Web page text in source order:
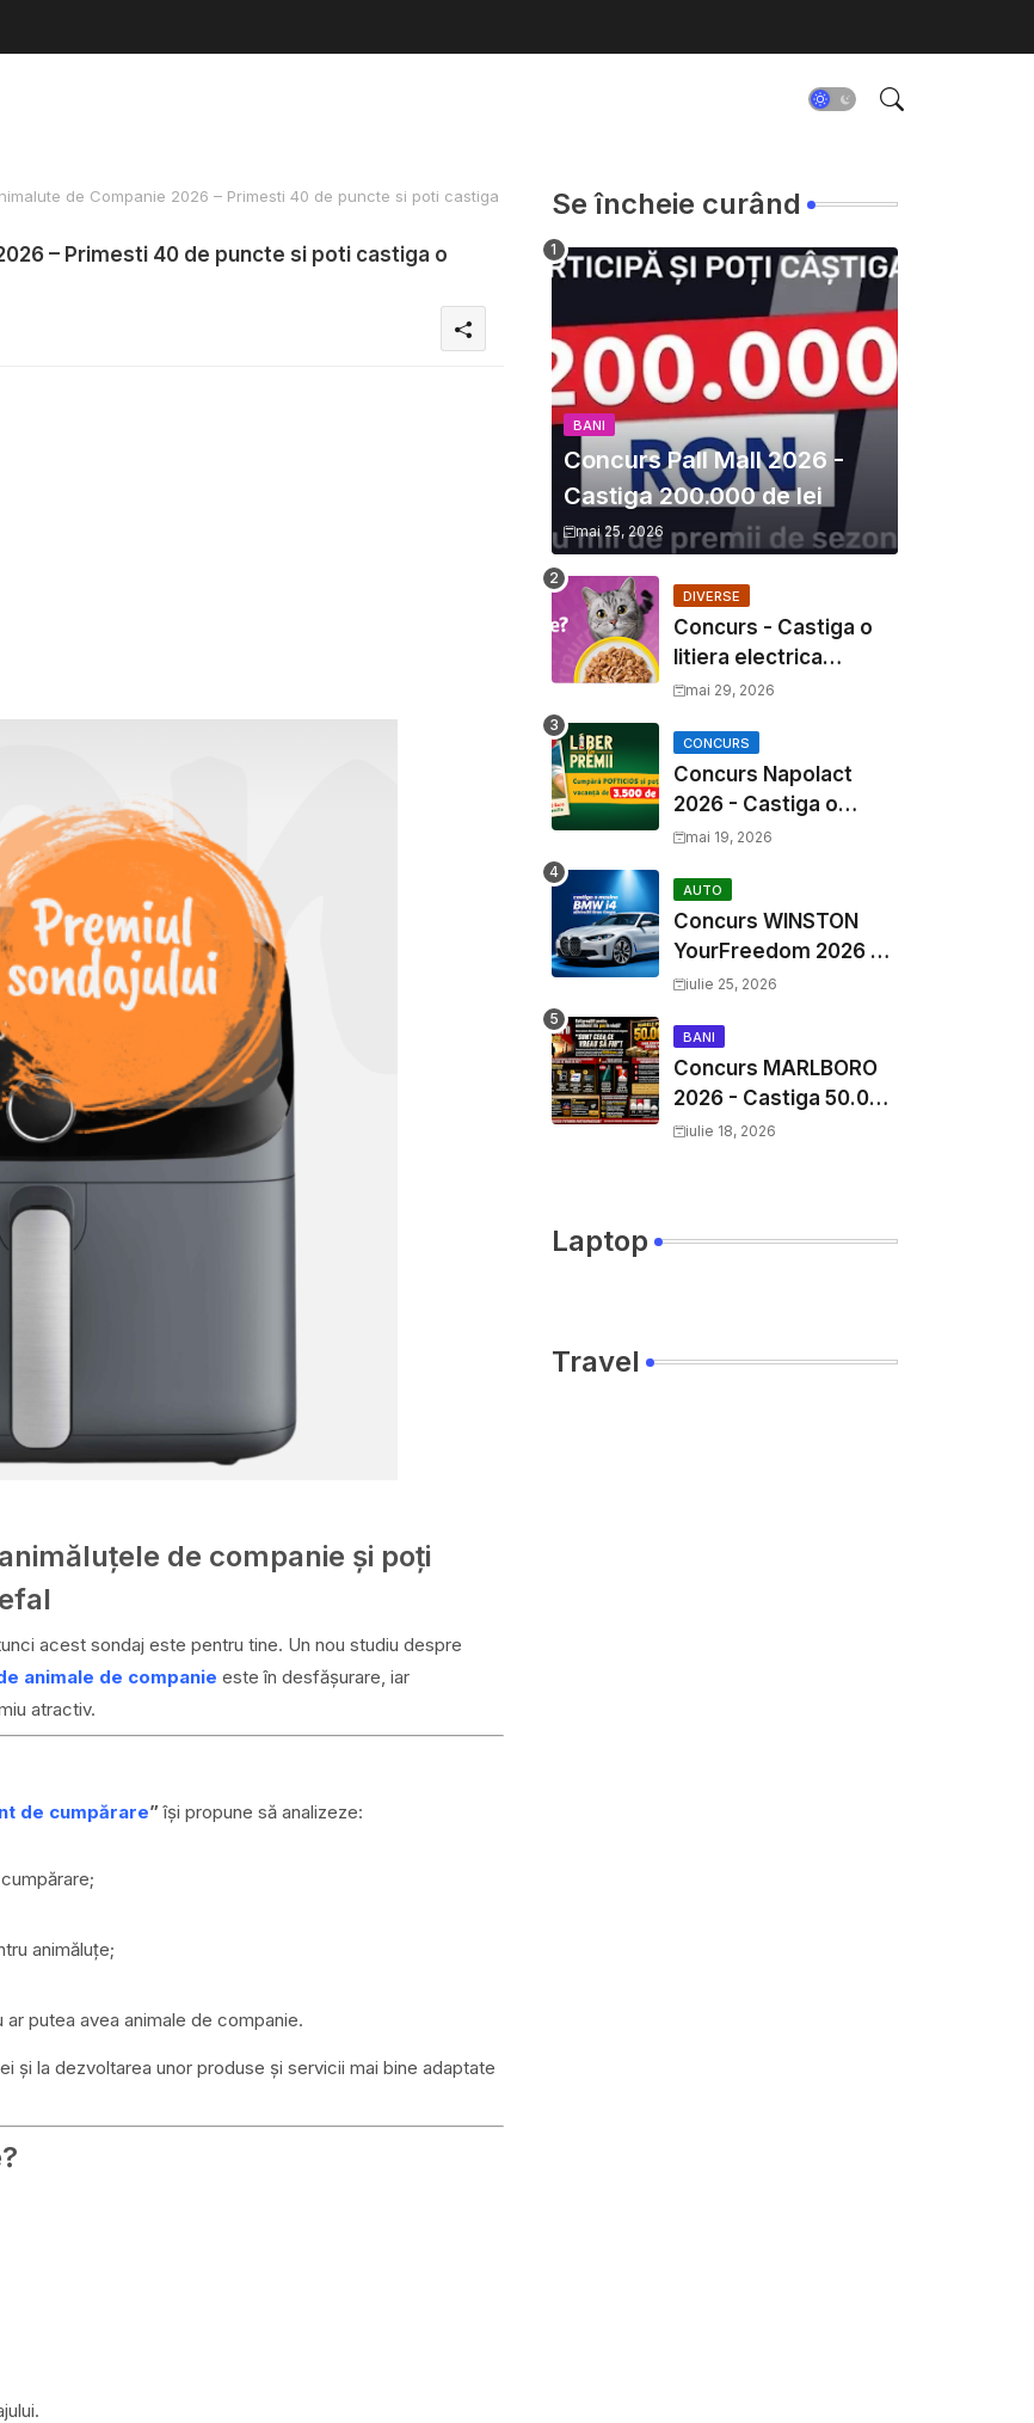
de Companie 2026 – Primesti 40 de puncte si poti castiga
– Primesti 40 de puncte si poti castiga o
de companie și poți
acest sondaj este pentru tine. Un nou studiu despre
animale de companie este în desfășurare, iar
atractiv.
de cumpărare”își propune să analizeze:
animăluțe;
putea avea animale de companie.
și la dezvoltarea unor produse și servicii mai bine adaptate
Se încheie curând
BANI
Concurs Pall Mall 2026 -
Castiga 200.000 de lei
mai 25, 2026
DIVERSE
Concurs - Castiga o
litiera electrica
Whiskas
mai 29, 2026
CONCURS
Concurs Napolact
2026 - Castiga o
Vacanta de Familie de
mai 19, 2026
AUTO
Concurs WINSTON
YourFreedom 2026 -
Castiga o masina
premii cash
iulie 25, 2026
BANI
Concurs MARLBORO
2026 - Castiga 50.000
EURO pe
iulie 18, 2026
Laptop
Travel